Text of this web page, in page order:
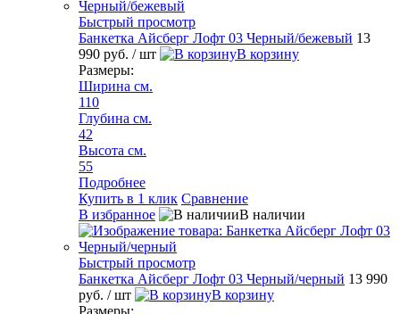
Быстрый просмотр
Банкетка Айсберг Лофт 03 Черный/бежевый 13
990 руб. / шт
В корзину
Размеры:
Ширина см.
110
Глубина см.
42
Высота см.
55
Подробнее
Купить в 1 клик Сравнение
В избранное
В наличии
Быстрый просмотр
Банкетка Айсберг Лофт 03 Черный/черный 13 990
руб. / шт
В корзину
Размеры: